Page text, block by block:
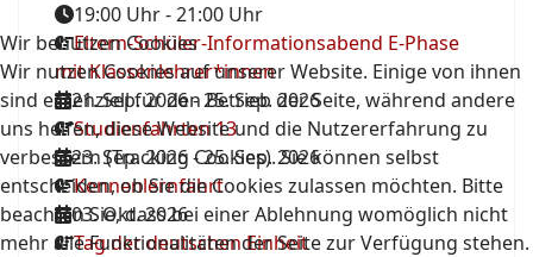
19:00 Uhr-21:00 Uhr
Eltern-Schüler-Informationsabend E-Phase
mit Klassenlehrer*innen
21. Sep. 2026-25. Sep. 2026
Studienfahrten 13
23. Sep. 2026-25. Sep. 2026
Kennenlernfahrt
03. Okt. 2026
Tag der deutschen Einheit
Wir benutzen Cookies
Wir nutzen Cookies auf unserer Website. Einige von ihnen
sind essenziell für den Betrieb der Seite, während andere
uns helfen, diese Website und die Nutzererfahrung zu
verbessern (Tracking Cookies). Sie können selbst
entscheiden, ob Sie die Cookies zulassen möchten. Bitte
beachten Sie, dass bei einer Ablehnung womöglich nicht
mehr alle Funktionalitäten der Seite zur Verfügung stehen.